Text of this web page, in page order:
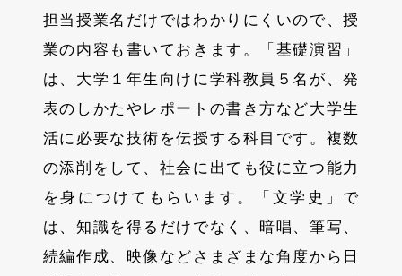
担当授業名だけではわかりにくいので、授
業の内容も書いておきます。「基礎演習」
は、大学１年生向けに学科教員５名が、発
表のしかたやレポートの書き方など大学生
活に必要な技術を伝授する科目です。複数
の添削をして、社会に出ても役に立つ能力
を身につけてもらいます。「文学史」で
は、知識を得るだけでなく、暗唱、筆写、
続編作成、映像などさまざまな角度から日